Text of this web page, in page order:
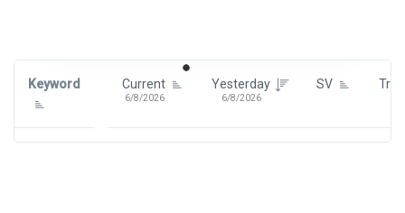
Keyword Current
6/8/2026
Yesterday
6/8/2026
SV